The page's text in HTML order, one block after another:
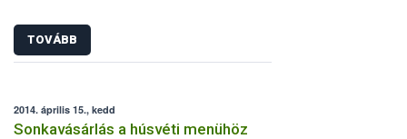
TOVÁBB
2014. április 15., kedd
Sonkavásárlás a húsvéti menühöz